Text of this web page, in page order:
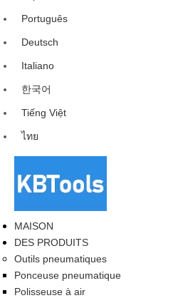
Português
Deutsch
Italiano
한국어
Tiếng Việt
ไทย
MAISON
DES PRODUITS
Outils pneumatiques
Ponceuse pneumatique
Polisseuse à air